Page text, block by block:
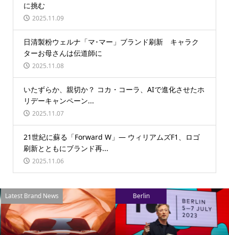
に挑む
2025.11.09
日清製粉ウェルナ「マ･マー」ブランド刷新 キャラク
ターお母さんは伝道師に
2025.11.08
いたずらか、親切か？ コカ・コーラ、AIで進化させたホ
リデーキャンペーン...
2025.11.07
21世紀に蘇る「Forward W」― ウィリアムズF1、ロゴ
刷新とともにブランド再...
2025.11.06
Latest Brand News Berlin